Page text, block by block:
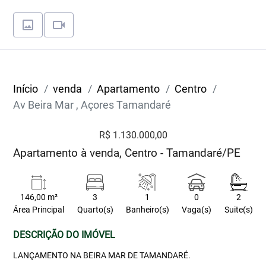
Início venda Apartamento
Centro
Av Beira Mar , Açores Tamandaré
R$ 1.130.000,00
Apartamento à venda, Centro - Tamandaré/PE
146,00 m²
Área Principal
3
Quarto(s)
1
Banheiro(s)
0
Vaga(s)
2
Suite(s)
DESCRIÇÃO DO IMÓVEL
LANÇAMENTO NA BEIRA MAR DE TAMANDARÉ.